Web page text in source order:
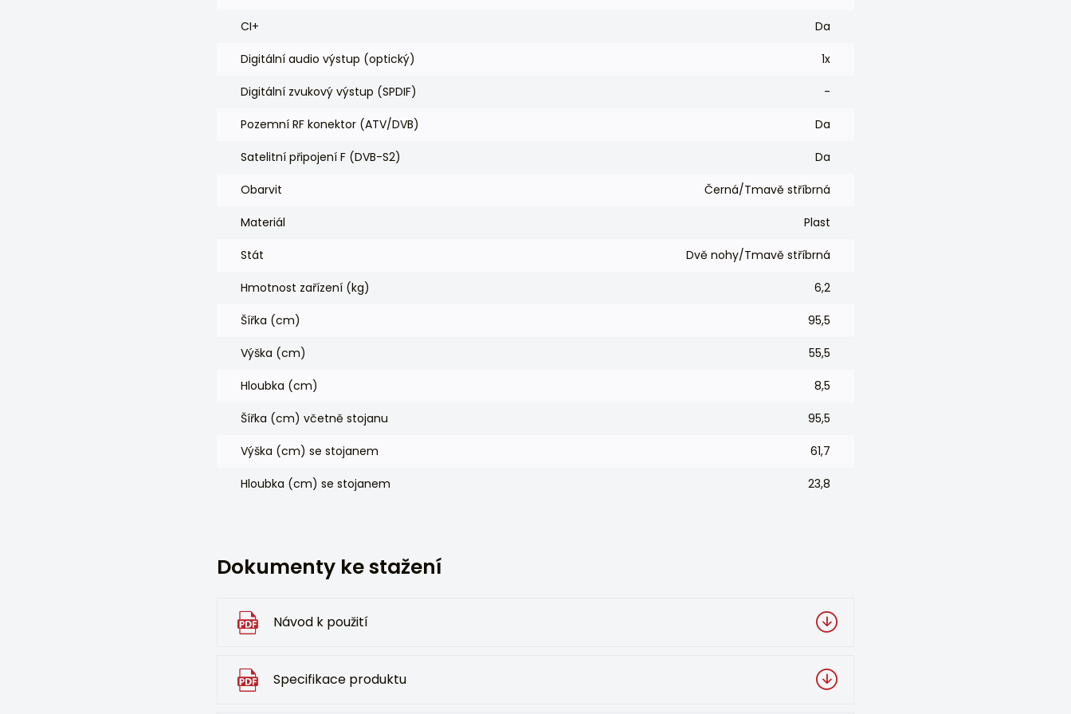
CI+ Da
Digitální audio výstup (optický) 1x
Digitální zvukový výstup (SPDIF) -
Pozemní RF konektor (ATV/DVB) Da
Satelitní připojení F (DVB-S2) Da
Obarvit Černá/Tmavě stříbrná
Materiál Plast
Stát Dvě nohy/Tmavě stříbrná
Hmotnost zařízení (kg) 6,2
Šířka (cm) 95,5
Výška (cm) 55,5
Hloubka (cm) 8,5
Šířka (cm) včetně stojanu 95,5
Výška (cm) se stojanem 61,7
Hloubka (cm) se stojanem 23,8
Dokumenty ke stažení
Návod k použití
Specifikace produktu